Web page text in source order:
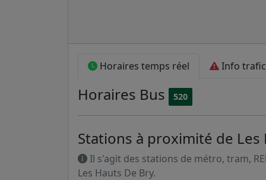
Horaires temps réel Info trafic
Horaires Bus 520
Stations à proximité de Les
Il s'agit des stations de métro, tram,
Les Hauts De Bry.